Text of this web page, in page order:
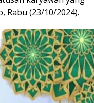
Rabu (23/10/2024).